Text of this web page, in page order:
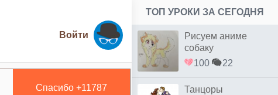
Войти
Спасибо +11787
ТОП УРОКИ ЗА СЕГОДНЯ
Рисуем аниме
собаку
100
22
Танцоры